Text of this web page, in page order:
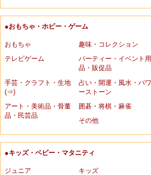
●おもちゃ・ホビー・ゲーム
おもちゃ
趣味・コレクション
テレビゲーム
パーティー・イベント用
品・販促品
手芸・クラフト・生地
(⇒)
占い・開運・風水・パワ
ーストーン
アート・美術品・骨董
品・民芸品
囲碁・将棋・麻雀
その他
●キッズ・ベビー・マタニティ
ジュニア
キッズ